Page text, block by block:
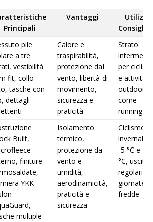
Principali
Vantaggi
Utilizzo
pile
a tre
vestibilità
fit, collo
tasche con
dettagli
Calore e
traspirabilità,
protezione dal
vento, libertà di
movimento,
sicurezza e
praticità
Strato
intermedio
per
e attività
outdoor
come
running
Built,
finiture
YKK
multiple
Isolamento
termico,
protezione da
vento e
umidità,
aerodinamicità,
praticità e
sicurezza
Ciclismo
invernale
-5 °C e 10
°C, uscite
regolari e
giornate
fredde